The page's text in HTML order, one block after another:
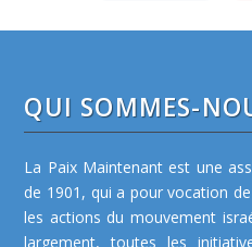
QUI SOMMES-
La Paix Maintenant est une
de 1901, qui a pour vocation
les actions du mouvement
largement, toutes les